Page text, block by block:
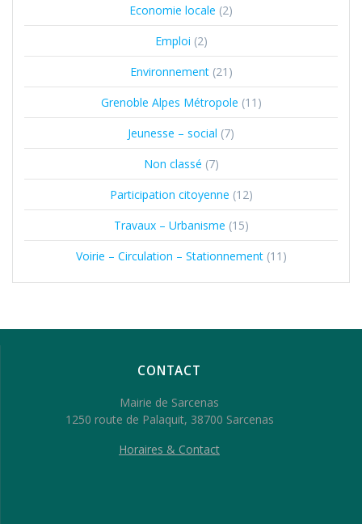
Economie locale (2)
Emploi (2)
Environnement(21)
Grenoble Alpes Métropole (11)
Jeunesse – social (7)
Non classé (7)
Participation citoyenne (12)
Travaux – Urbanisme (15)
Voirie – Circulation – Stationnement(11)
CONTACT
Mairie de Sarcenas
1250 route de Palaquit, 38700 Sarcenas
Horaires & Contact